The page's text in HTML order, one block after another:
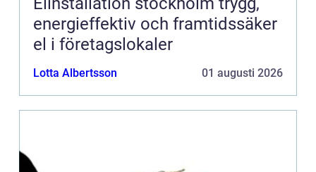
energieffektiv och framtidssäker
el i företagslokaler
Lotta Albertsson 01 augusti 2026